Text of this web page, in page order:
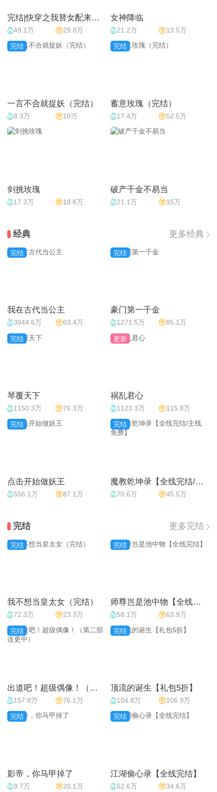
完结|快穿之我替女配来虐渣
49.1万 29.8万
女神降临
21.2万 13.5万
完结
一言不合就捉妖（完结）
8.3万 10万
完结
蓄意玫瑰（完结）
17.4万 52.5万
剑挑玫瑰
17.3万 18.6万
破产千金不易当
21.1万 15万
更多经典
经典
完结
我在古代当公主
3944.6万 63.4万
完结
豪门第一千金
1271.5万 85.1万
完结
琴覆天下
1150.3万 76.3万
更新
祸乱君心
1123.3万 115.8万
完结
点击开始做妖王
556.1万 87.1万
完结
魔教乾坤录【全线完结/主线免费】
70.6万 45.5万
更多完结
完结
完结
我不想当皇太女（完结）
72.3万 23.3万
完结
师尊岂是池中物【全线完结】
58.1万 63.9万
完结
出道吧！超级偶像！（第二部连更中）
157.8万 76.1万
完结
顶流的诞生【礼包5折】
104.8万 106.9万
完结
影帝，你马甲掉了
9.7万 20.1万
完结
江湖偷心录【全线完结】
52.6万 34.6万